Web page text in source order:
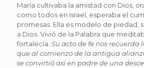
María cultivaba la amistad con Dios,
como todos en Israel, esperaba el
promesas. Ella es modelo de piedad,
a Dios. Vivió de la Palabra que
fortalecía. Su acto de fe nos recuerda
que al comienzo de la antigua
se convirtió así en padre de una